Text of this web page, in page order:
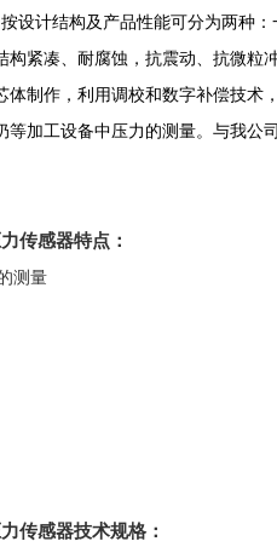
设计结构及产品性能可分为两种
紧凑、耐腐蚀，抗震动、抗微粒
制作，利用调校和数字补偿技术
加工设备中压力的测量。与我
传感器特点：
测量
传感器技术规格：